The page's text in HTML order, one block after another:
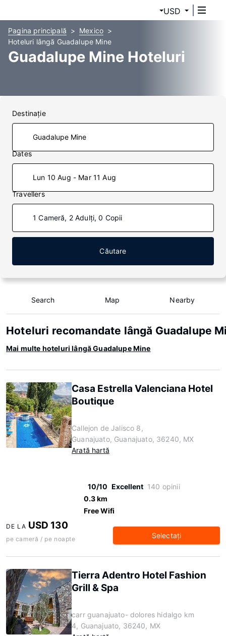
USD
Pagina principală
Mexico
Hoteluri lângă Guadalupe Mine
Guadalupe Mine Hoteluri
Destinaţie
Dates
Lun 10 Aug - Mar 11 Aug
Travellers
1 Cameră, 2 Adulți, 0 Copii
Căutare
Search Map Nearby
Hoteluri recomandate lângă Guadalupe
Mai multe hoteluri lângă Guadalupe Mine
Casa Estrella Valenciana Hotel
Boutique
Callejon de Jalisco 8,
Guanajuato, Guanajuato, 36240, MX
Arată hartă
10/10 Excellent 140 opinii
0.3 km
Free Wifi
DE LA USD 130
pe cameră / pe noapte Selectaţi
Tierra Adentro Hotel Fashion
Grill & Spa
carr guanajuato- dolores hidalgo km
4, Guanajuato, 36240, MX